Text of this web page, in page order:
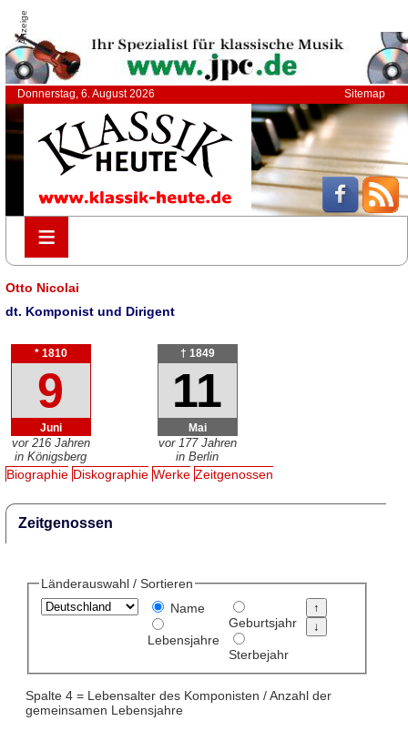
Anzeige
Donnerstag, 6. August 2026 Sitemap
≡
≡
Otto Nicolai
dt. Komponist und Dirigent
* 1810
9
Juni
vor 216 Jahren
in Königsberg
† 1849
11
Mai
vor 177 Jahren
in Berlin
Biographie Diskographie Werke Zeitgenossen
Zeitgenossen
Länderauswahl / Sortieren
Name
Lebensjahre
Geburtsjahr
Sterbejahr
Spalte 4 = Lebensalter des Komponisten / Anzahl der
gemeinsamen Lebensjahre